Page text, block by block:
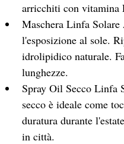
arricchiti con vitamina
Maschera Linfa
l'esposizione al sole.
idrolipidico naturale.
lunghezze.
Spray Oil Secco Linfa
secco è ideale come
duratura durante
in città.